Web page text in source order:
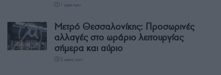
1 ώρα πριν
Μετρό Θεσσαλονίκης: Προσωρινές
αλλαγές στο ωράριο λειτουργίας
σήμερα και αύριο
2 ώρες πριν